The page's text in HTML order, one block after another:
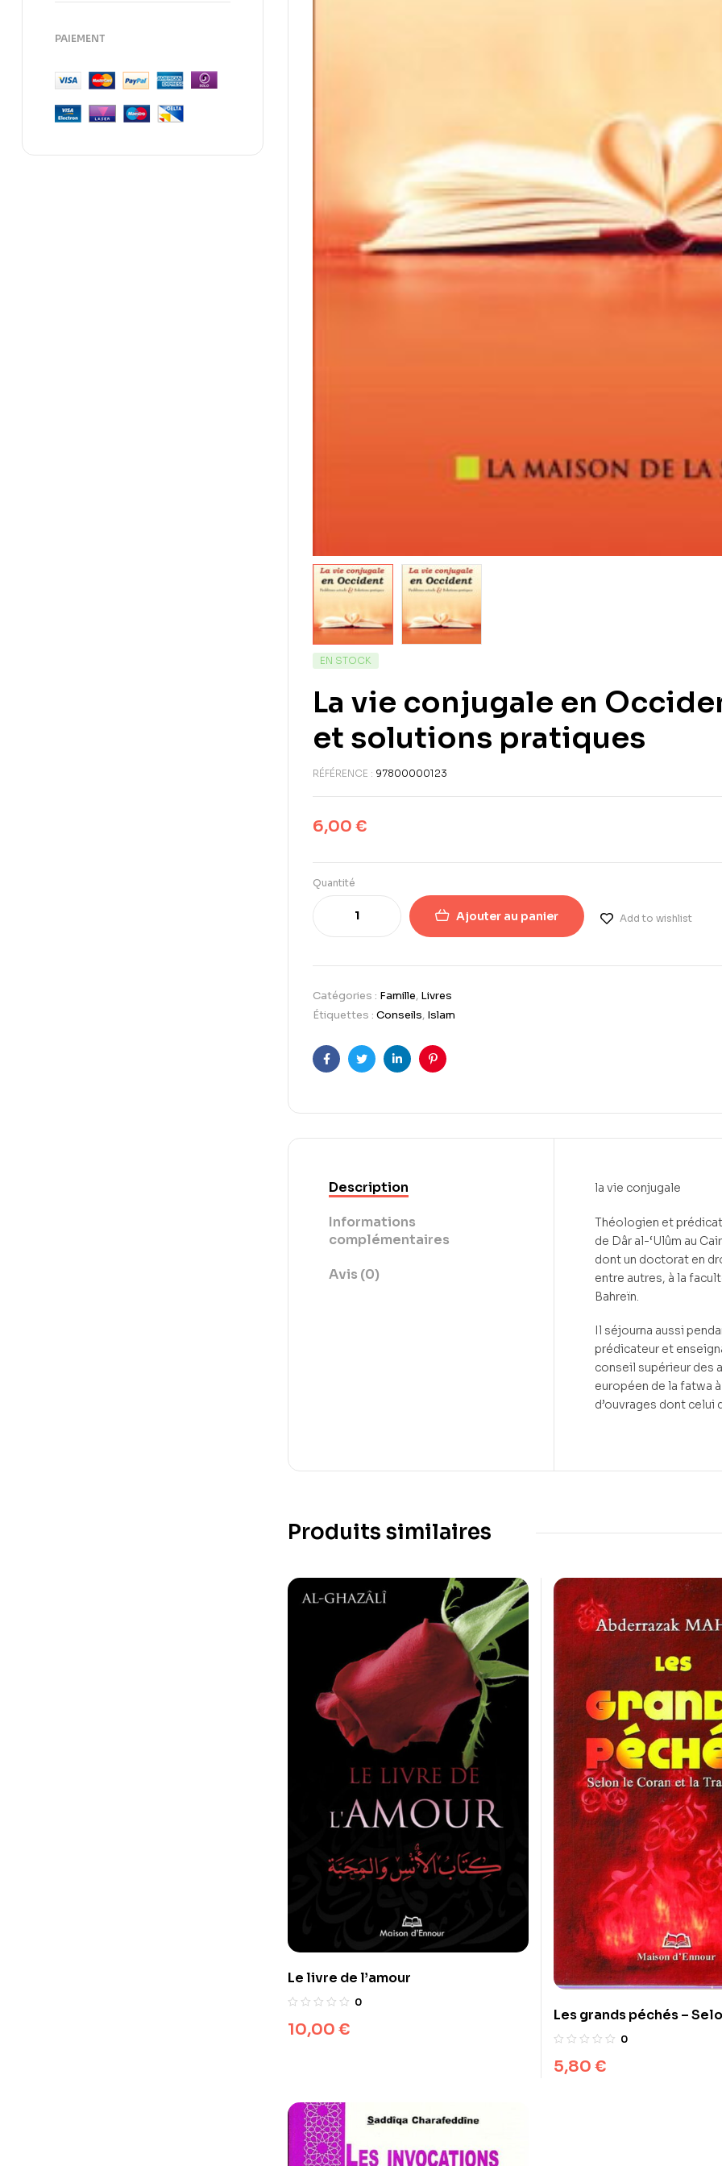
EN STOCK
La vie conjugale en
et solutions pratiques
RÉFÉRENCE : 97800000123
6,00 €
Quantité
Ajouter au panier Add to wishlist
Catégories : Famille, Livres
Étiquettes : Conseils, Islam
FacebookTwitterLinkedInPinterest
Description
Informations
complémentaires
Avis (0)
la vie conjugale
Théologien et
de Dâr al-‘Ulûm au
dont un doctorat en
entre autres, à la
Bahreïn.
Il séjourna aussi
prédicateur et
conseil supérieur des
européen de la fatwa
d’ouvrages dont celui
Produits similaires
Le livre de l’amour
0
10,00 €
Les grands péchés –
et la Tradition
0
5,80 €
PAIEMENT